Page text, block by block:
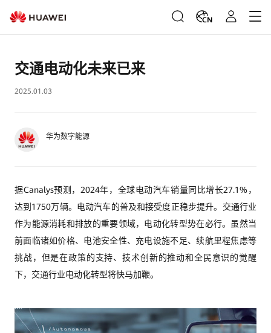
CN
交通电动化未来已来
2025.01.03
华为数字能源
据Canalys预测，2024年，全球电动汽车销量同比增长27.1%，
达到1750万辆。电动汽车的普及和接受度正稳步提升。交通行业
作为能源消耗和排放的重要领域，电动化转型势在必行。虽然当
前面临诸如价格、电池安全性、充电设施不足、续航里程焦虑等
挑战，但是在政策的支持、技术创新的推动和全民意识的觉醒
下，交通行业电动化转型将快马加鞭。